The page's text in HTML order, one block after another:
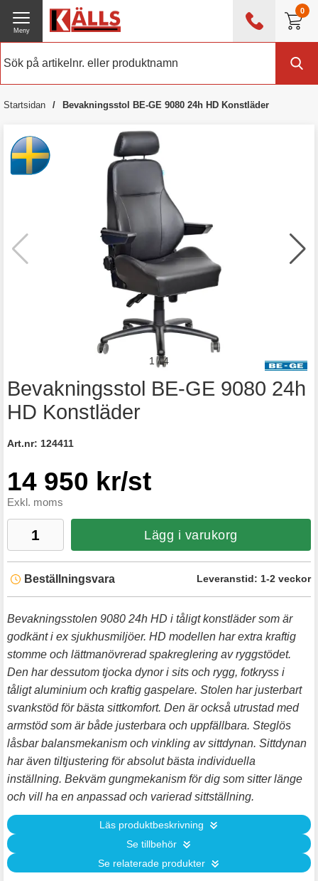
0
0476 - 214 80
Meny
Startsidan Bevakningsstol BE-GE 9080 24h HD Konstläder
Bevakningsstol BE-GE 9080 24h
HD Konstläder
Art.nr: 124411
14 950 kr/st
Exkl. moms
Lägg i varukorg
Beställningsvara Leveranstid: 1-2 veckor
Bevakningsstolen 9080 24h HD i tåligt konstläder som är
godkänt i ex sjukhusmiljöer. HD modellen har extra kraftig
stomme och lättmanövrerad spakreglering av ryggstödet.
Den har dessutom tjocka dynor i sits och rygg, fotkryss i
tåligt aluminium och kraftig gaspelare. Stolen har justerbart
svankstöd för bästa sittkomfort. Den är också utrustad med
armstöd som är både justerbara och uppfällbara. Steglös
låsbar balansmekanism och vinkling av sittdynan. Sittdynan
har även tiltjustering för absolut bästa individuella
inställning. Bekväm gungmekanism för dig som sitter länge
och vill ha en anpassad och varierad sittställning.
Läs produktbeskrivning
Se tillbehör
Se relaterade produkter
1 /4